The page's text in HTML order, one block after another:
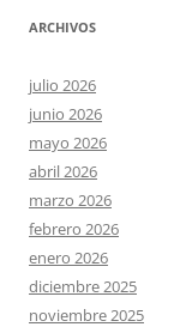
ARCHIVOS
julio 2026
junio 2026
mayo 2026
abril 2026
marzo 2026
febrero 2026
enero 2026
diciembre 2025
noviembre 2025